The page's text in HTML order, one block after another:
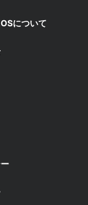
について